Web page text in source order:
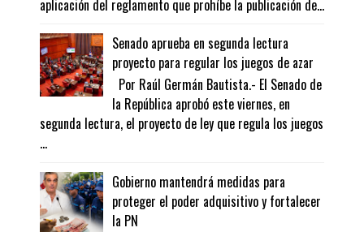
aplicación del reglamento que prohíbe la publicación de...
Senado aprueba en segunda lectura
proyecto para regular los juegos de azar
Por Raúl Germán Bautista.- El Senado de
la República aprobó este viernes, en
segunda lectura, el proyecto de ley que regula los juegos
...
Gobierno mantendrá medidas para
proteger el poder adquisitivo y fortalecer
la PN